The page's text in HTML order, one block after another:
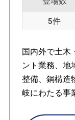
5件
国内外で土木
ント業務、地
整備、鋼構造
岐にわたる事